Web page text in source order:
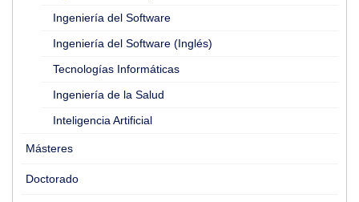
Ingeniería del Software
Ingeniería del Software (Inglés)
Tecnologías Informáticas
Ingeniería de la Salud
Inteligencia Artificial
Másteres
Doctorado